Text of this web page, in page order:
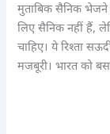
मुताबिक सैनिक
लिए सैनिक नहीं हैं,
चाहिए। ये रिश्ता
मजबूरी। भारत को